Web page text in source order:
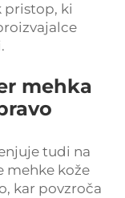
pristop, ki
mehka
tudi na
mehke kože
kar povzroča